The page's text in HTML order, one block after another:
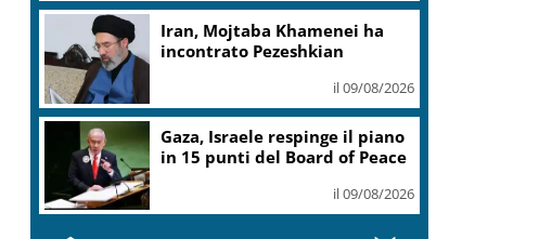
Parchi, Leolandia festeggia
quest’anno il traguardo dei 55
il 09/08/2026
Legambiente assegna i premi
il 09/08/2026